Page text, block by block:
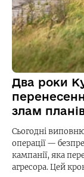
Два роки
злам
Сьогодні
операції —
кампанії, яка
агресора. Цей